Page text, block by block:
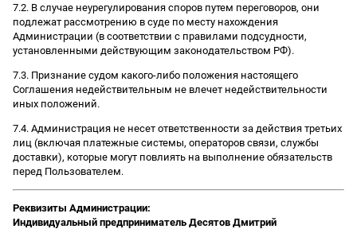
7.2. В случае неурегулирования споров путем переговоров, они
подлежат рассмотрению в суде по месту нахождения
Администрации (в соответствии с правилами подсудности,
установленными действующим законодательством РФ).
7.3. Признание судом какого-либо положения настоящего
Соглашения недействительным не влечет недействительности
иных положений.
7.4. Администрация не несет ответственности за действия третьих
лиц (включая платежные системы, операторов связи, службы
доставки), которые могут повлиять на выполнение обязательств
перед Пользователем.
Реквизиты Администрации:
Индивидуальный предприниматель Десятов Дмитрий